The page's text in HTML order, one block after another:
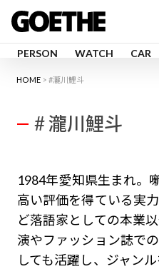
PERSON WATCH CAR
HOME #瀧川鯉斗
# 瀧川鯉斗
1984年愛知県生まれ。
高い評価を得ている実
ど落語家としての本業
演やファッション誌で
しても活躍し、ジャン